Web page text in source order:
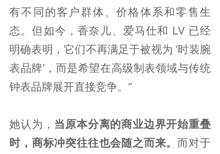
有不同的客户群体、价格体系和零售生
态。但如今，香奈儿、爱马仕和 LV 已经
明确表明，它们不再满足于被视为 ‘时装腕
表品牌’，而是希望在高级制表领域与传统
钟表品牌展开直接竞争。”
她认为， 当原本分离的商业边界开始重叠
时，商标冲突往往也会随之而来。而对于